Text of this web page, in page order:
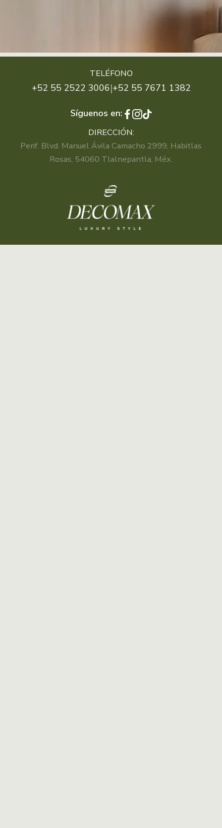
TELÉFONO
+52 55 2522 3006|+52 55 7671 1382
Síguenos en:
DIRECCIÓN:
Perif. Blvd. Manuel Ávila Camacho 2999, Habitlas
Rosas, 54060 Tlalnepantla, Méx.